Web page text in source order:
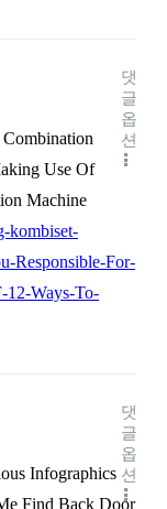
Combination
Use Of
Machine
kombiset-
Responsible-For-
12-Ways-To-
댓
글
옵
션
Infographics
Find Back Door
댓
글
옵
션